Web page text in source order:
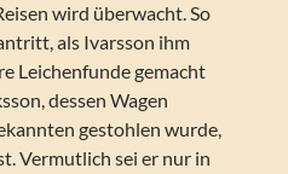
wird überwacht. So
als Ivarsson ihm
Leichenfunde gemacht
dessen Wagen
gestohlen wurde,
Vermutlich sei er nur in